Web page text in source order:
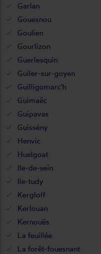
Garlan
Gouesnou
Goulien
Gourlizon
Guerlesquin
Guiler-sur-goyen
Guilligomarc'h
Guimaëc
Guipavas
Guissény
Henvic
Huelgoat
Ile-de-sein
Ile-tudy
Kergloff
Kerlouan
Kernouës
La feuillée
La forêt-fouesnant